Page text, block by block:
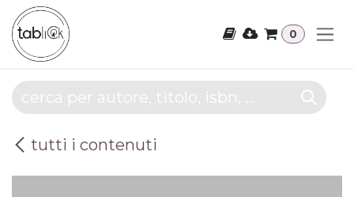
Passa al contenuto
0
tutti i contenuti